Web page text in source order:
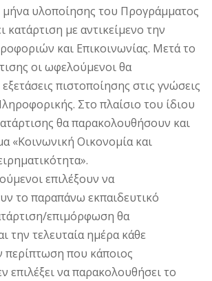
μήνα υλοποίησης του Προγράμματος
κατάρτιση με αντικείμενο την
και Επικοινωνίας. Μετά το
οι ωφελούμενοι θα
πιστοποίησης στις γνώσεις
Στο πλαίσιο του ίδιου
θα παρακολουθήσουν και
«Κοινωνική Οικονομία και
επιλέξουν να
το παραπάνω εκπαιδευτικό
επιμόρφωση θα
την τελευταία ημέρα κάθε
περίπτωση που κάποιος
επιλέξει να παρακολουθήσει το